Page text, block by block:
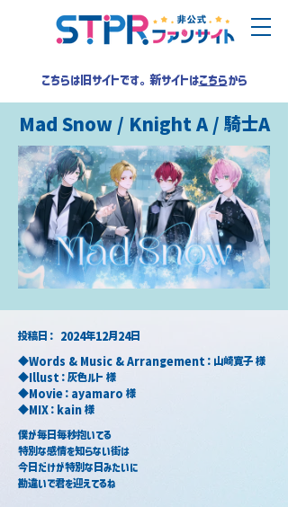
こちらは旧サイトです。新サイトはこちらから
Mad Snow / Knight A / 騎士A
​投稿日： 2024年12月24日
◆Words & Music & Arrangement：山崎寛子 様
◆Illust：灰色ルト 様
◆Movie：ayamaro 様
◆MIX：kain 様
僕が毎日毎秒抱いてる
特別な感情を知らない街は
今日だけが特別な日みたいに
勘違いで君を迎えてるね